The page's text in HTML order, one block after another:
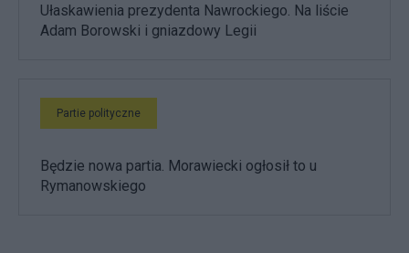
Ułaskawienia prezydenta Nawrockiego. Na liście
Adam Borowski i gniazdowy Legii
Partie polityczne
Będzie nowa partia. Morawiecki ogłosił to u
Rymanowskiego